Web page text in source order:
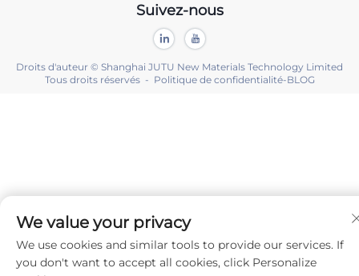
Suivez-nous
Droits d'auteur © Shanghai JUTU New Materials Technology Limited
Tous droits réservés - Politique de confidentialité-BLOG
We value your privacy
We use cookies and similar tools to provide our services. If
you don't want to accept all cookies, click Personalize